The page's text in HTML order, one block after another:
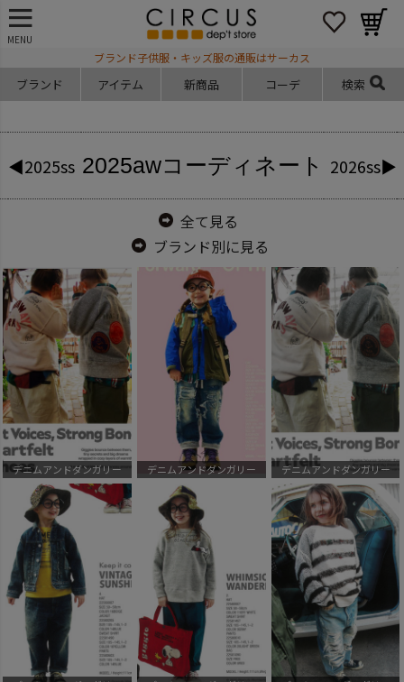
MENU
ブランド子供服・キッズ服の通販はサーカス
ブランド アイテム 新商品 コーデ 検索
◀2025ss 2025awコーディネート 2026ss▶
全て見る
ブランド別に見る
デニムアンドダンガリー デニムアンドダンガリー デニムアンドダンガリー